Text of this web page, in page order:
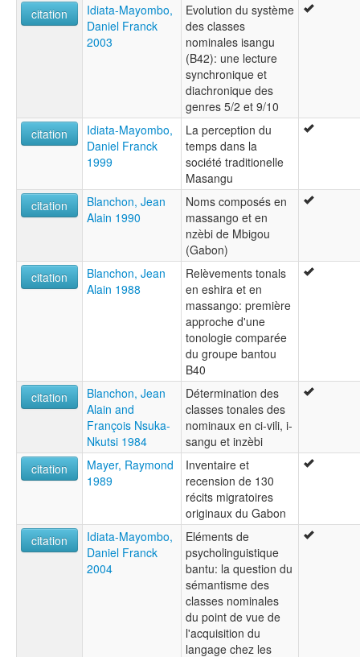
citation
Idiata-Mayombo,
Daniel Franck
2003
Evolution du système
des classes
nominales isangu
(B42): une lecture
synchronique et
diachronique des
genres 5/2 et 9/10
citation
Idiata-Mayombo,
Daniel Franck
1999
La perception du
temps dans la
société traditionelle
Masangu
citation
Blanchon, Jean
Alain 1990
Noms composés en
massango et en
nzèbi de Mbigou
(Gabon)
citation
Blanchon, Jean
Alain 1988
Relèvements tonals
en eshira et en
massango: première
approche d'une
tonologie comparée
du groupe bantou
B40
citation
Blanchon, Jean
Alain and
François Nsuka-
Nkutsi 1984
Détermination des
classes tonales des
nominaux en ci-vili, i-
sangu et inzèbi
citation
Mayer, Raymond
1989
Inventaire et
recension de 130
récits migratoires
originaux du Gabon
citation
Idiata-Mayombo,
Daniel Franck
2004
Eléments de
psycholinguistique
bantu: la question du
sémantisme des
classes nominales
du point de vue de
l'acquisition du
langage chez les